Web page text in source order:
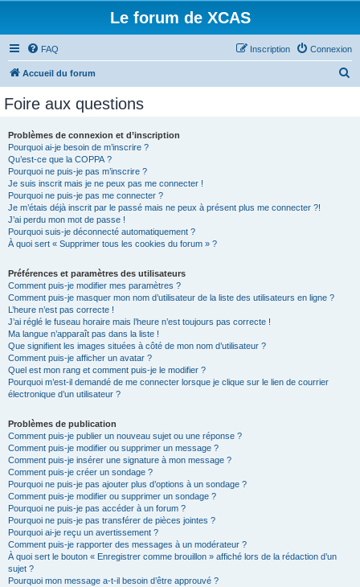
Le forum de XCAS
FAQ Connexion
Inscription
Accueil du forum
Foire aux questions
Problèmes de connexion et d’inscription
Pourquoi ai-je besoin de m’inscrire ?
Qu’est-ce que la COPPA ?
Pourquoi ne puis-je pas m’inscrire ?
Je suis inscrit mais je ne peux pas me connecter !
Pourquoi ne puis-je pas me connecter ?
Je m’étais déjà inscrit par le passé mais ne peux à présent plus me connecter ?!
J’ai perdu mon mot de passe !
Pourquoi suis-je déconnecté automatiquement ?
À quoi sert « Supprimer tous les cookies du forum » ?
Préférences et paramètres des utilisateurs
Comment puis-je modifier mes paramètres ?
Comment puis-je masquer mon nom d’utilisateur de la liste des utilisateurs en ligne ?
L’heure n’est pas correcte !
J’ai réglé le fuseau horaire mais l’heure n’est toujours pas correcte !
Ma langue n’apparaît pas dans la liste !
Que signifient les images situées à côté de mon nom d’utilisateur ?
Comment puis-je afficher un avatar ?
Quel est mon rang et comment puis-je le modifier ?
Pourquoi m’est-il demandé de me connecter lorsque je clique sur le lien de courrier
électronique d’un utilisateur ?
Problèmes de publication
Comment puis-je publier un nouveau sujet ou une réponse ?
Comment puis-je modifier ou supprimer un message ?
Comment puis-je insérer une signature à mon message ?
Comment puis-je créer un sondage ?
Pourquoi ne puis-je pas ajouter plus d’options à un sondage ?
Comment puis-je modifier ou supprimer un sondage ?
Pourquoi ne puis-je pas accéder à un forum ?
Pourquoi ne puis-je pas transférer de pièces jointes ?
Pourquoi ai-je reçu un avertissement ?
Comment puis-je rapporter des messages à un modérateur ?
À quoi sert le bouton « Enregistrer comme brouillon » affiché lors de la rédaction d’un
sujet ?
Pourquoi mon message a-t-il besoin d’être approuvé ?